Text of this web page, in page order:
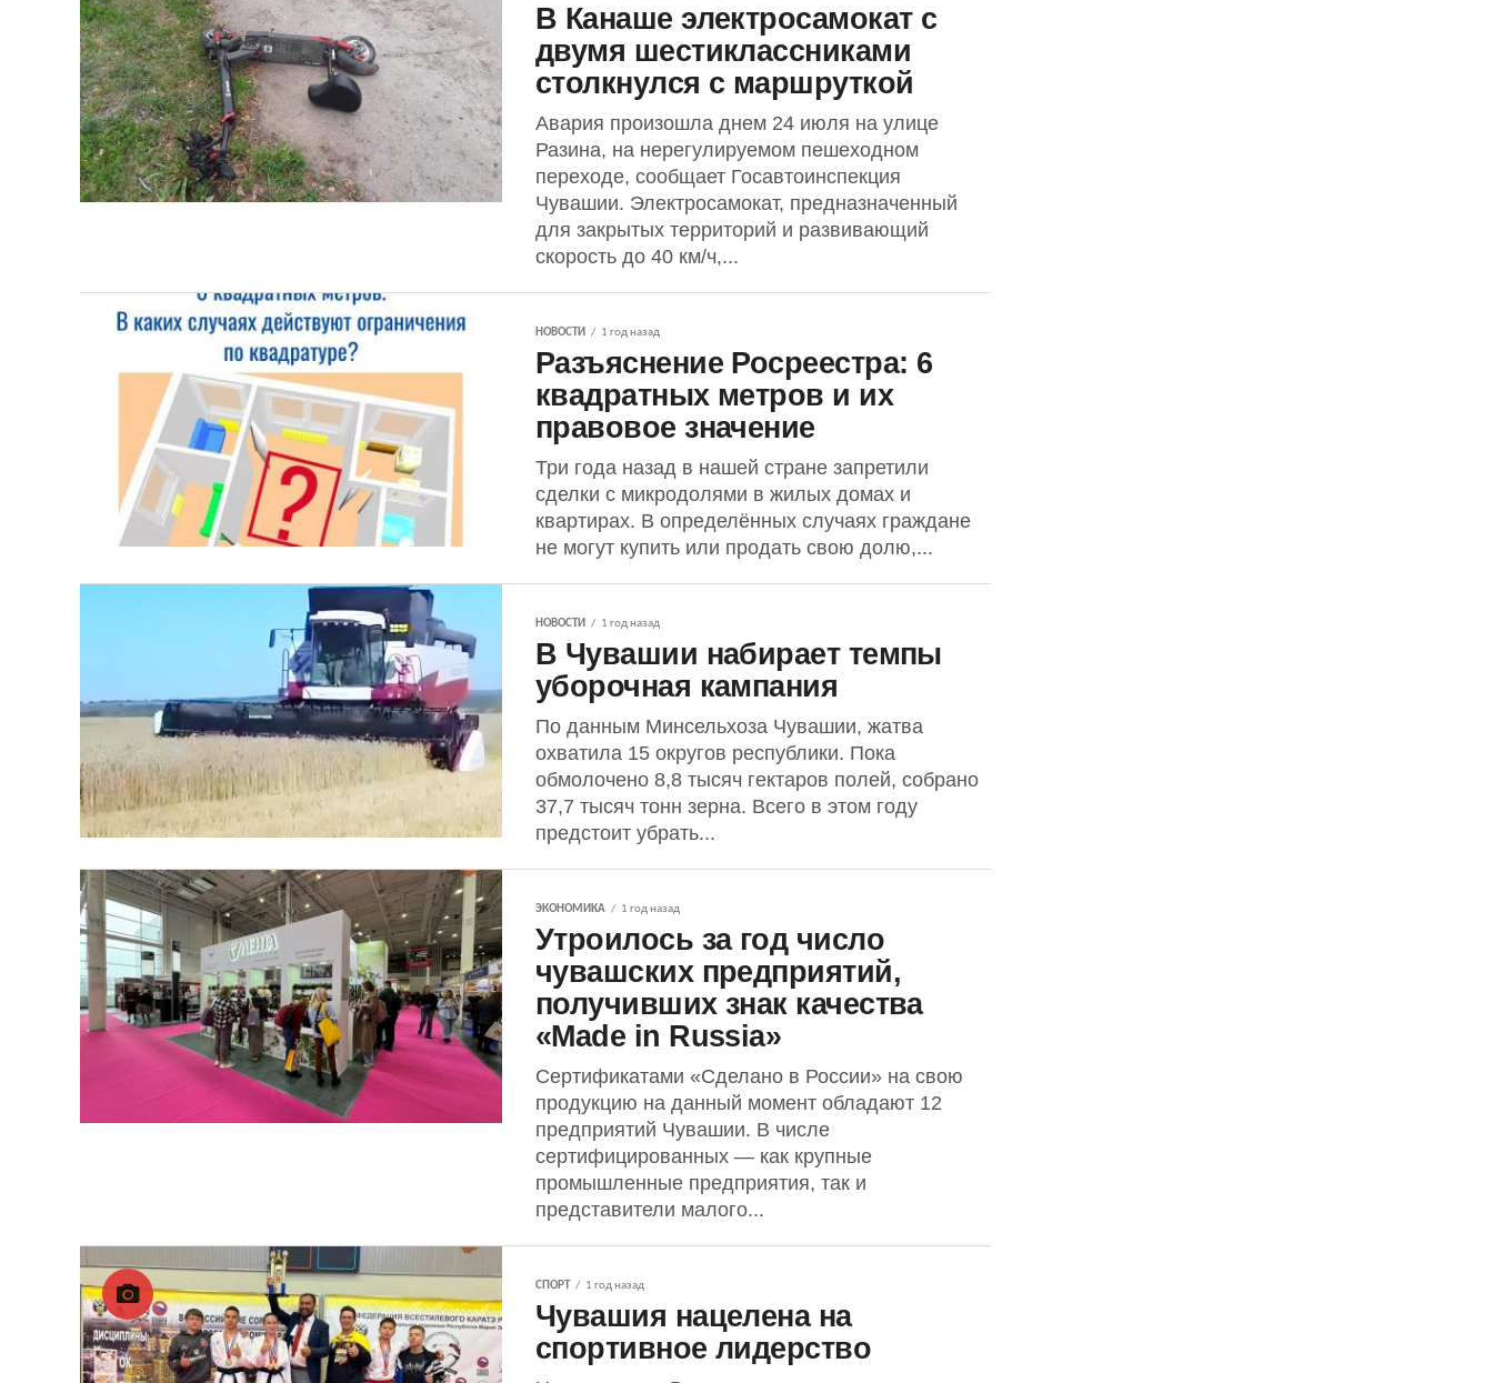
В Канаше электросамокат с
двумя шестиклассниками
столкнулся с маршруткой
Авария произошла днем 24 июля на улице
Разина, на нерегулируемом пешеходном
переходе, сообщает Госавтоинспекция
Чувашии. Электросамокат, предназначенный
для закрытых территорий и развивающий
скорость до 40 км/ч,...
НОВОСТИ 1 год назад
Разъяснение Росреестра: 6
квадратных метров и их
правовое значение
Три года назад в нашей стране запретили
сделки с микродолями в жилых домах и
квартирах. В определённых случаях граждане
не могут купить или продать свою долю,...
НОВОСТИ 1 год назад
В Чувашии набирает темпы
уборочная кампания
По данным Минсельхоза Чувашии, жатва
охватила 15 округов республики. Пока
обмолочено 8,8 тысяч гектаров полей, собрано
37,7 тысяч тонн зерна. Всего в этом году
предстоит убрать...
ЭКОНОМИКА 1 год назад
Утроилось за год число
чувашских предприятий,
получивших знак качества
«Made in Russia»
Сертификатами «Сделано в России» на свою
продукцию на данный момент обладают 12
предприятий Чувашии. В числе
сертифицированных — как крупные
промышленные предприятия, так и
представители малого...
СПОРТ 1 год назад
Чувашия нацелена на
спортивное лидерство